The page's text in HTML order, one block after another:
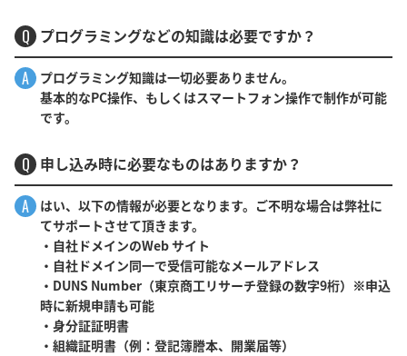
Q プログラミングなどの知識は必要ですか？
A
プログラミング知識は一切必要ありません。
基本的なPC操作、もしくはスマートフォン操作で制作が可能
です。
Q 申し込み時に必要なものはありますか？
A
はい、以下の情報が必要となります。ご不明な場合は弊社に
てサポートさせて頂きます。
・自社ドメインのWeb サイト
・自社ドメイン同一で受信可能なメールアドレス
・DUNS Number（東京商工リサーチ登録の数字9桁）※申込
時に新規申請も可能
・身分証証明書
・組織証明書（例：登記簿謄本、開業届等）